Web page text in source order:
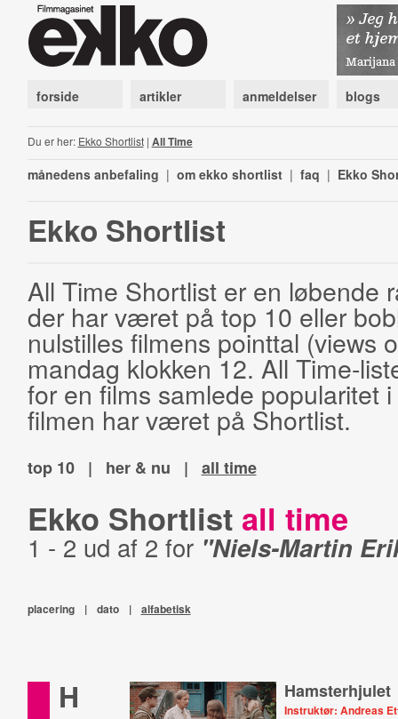
forside artikler anmeldelser blogs
Du er her: Ekko Shortlist| All Time
månedens anbefaling | om ekko shortlist | faq | Ekko
Ekko Shortlist
All Time Shortlist er en løbende
der har været på top 10 eller
nulstilles filmens pointtal (views
mandag klokken 12. All Time-
for en films samlede popularitet
filmen har været på Shortlist.
top 10 | her & nu | all time
Ekko Shortlist all time
1 - 2 ud af 2 for "Niels-Martin
placering | dato | alfabetisk
H Hamsterhjulet
Instruktør: Andreas